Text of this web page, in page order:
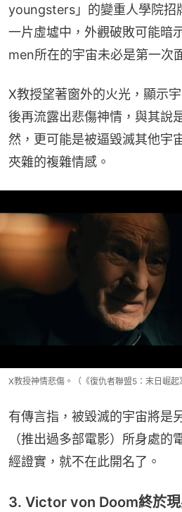
youngsters」的變重人學院招
一片虛墟中，外觀破敗可能暗
men所在的宇宙未必是第一次
X教授望著窗外的火光，顯示
後再流露出悲傷神情，與其說
然，更可能是被逼毀滅其他宇
夾雜的複雜情感。
X教授神情悲傷。（《復仇者聯盟5：末日崛起
有傳言指，被毀滅的宇宙將是
（推出過多部電影）所身處的
經證實，就不在此開名了。
3. Victor von Doom終於